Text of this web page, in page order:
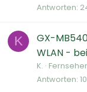
Antworten
K
GX-
WLAN -
K. Fernseher
Antworten 10